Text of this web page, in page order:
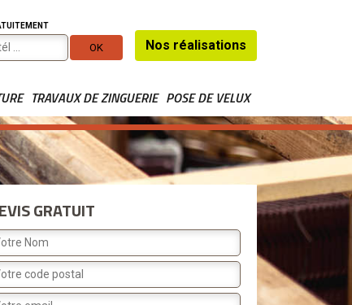
Nos réalisations
TRAVAUX DE ZINGUERIE POSE DE VELUX
GRATUIT